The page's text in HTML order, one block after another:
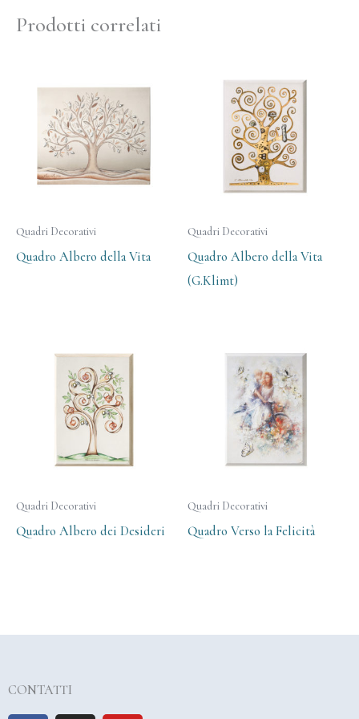
Prodotti correlati
Quadri Decorativi
Quadro Albero della Vita
Quadri Decorativi
Quadro Albero della Vita
(G.Klimt)
Quadri Decorativi
Quadro Albero dei Desideri
Quadri Decorativi
Quadro Verso la Felicità
CONTATTI